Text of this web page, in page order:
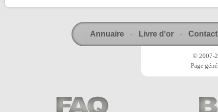
Annuaire - Livre d'or - Contact
© 2007-
Page